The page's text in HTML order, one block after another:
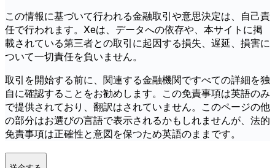
この情報に基づいて行われる金融取引や意思決定は、自己責
任で行われます。Xeは、データへの依存や、本サイトに掲
載されている第三者との取引に起因する損失、遅延、損害に
ついて一切責任を負いません。
取引を開始する前に、関連する金融機関ですべての詳細を独
自に確認することをお勧めします。この免責事項は英語のみ
で提供されており、翻訳はされていません。このページの他
の部分はお選びの言語で表示されるかもしれませんが、法的
免責事項は正確性と意図を保つため英語のままです。